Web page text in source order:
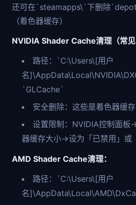
还可在`steamapps\`下删除
（着色器缓存）
NVIDIA Shader Cache清理（常见
路径：`C:\Users\[用户
名
`GLCache`
安全删除：这些是着色器缓
设置限制：NVIDIA控制面
器缓存大小→设为「已禁用」或
AMD Shader Cache清理：
路径：`C:\Users\[用户
名